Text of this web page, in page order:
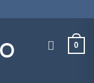
0